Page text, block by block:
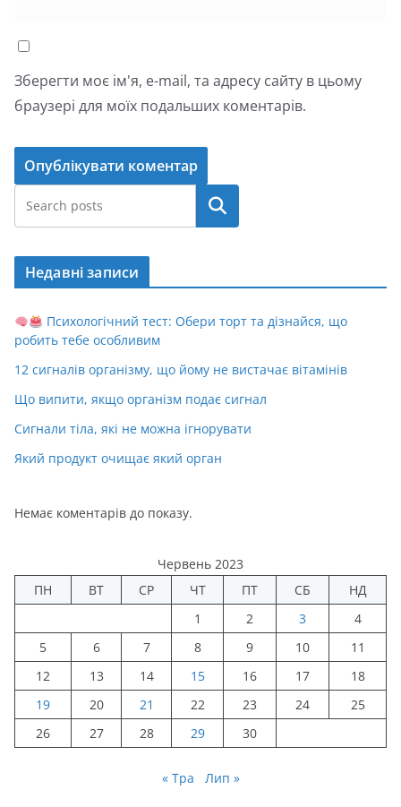
Зберегти моє ім'я, e-mail, та адресу сайту в цьому
браузері для моїх подальших коментарів.
Пошук
Недавні записи
Психологічний тест: Обери торт та дізнайся, що
робить тебе особливим
12 сигналів організму, що йому не вистачає вітамінів
Що випити, якщо організм подає сигнал
Сигнали тіла, які не можна ігнорувати
Який продукт очищає який орган
Немає коментарів до показу.
Червень 2023
ПН
ВТ СР ЧТ ПТ СБ
НД
1
2 3
4
5
6 7 8 9 10
11
12
13 14 15 16 17
18
19
20 21 22 23 24
25
26
27 28 29 30
« Тра Лип »